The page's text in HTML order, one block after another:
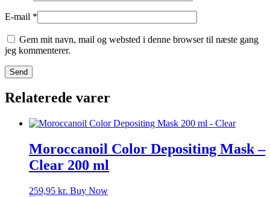
E-mail *
Gem mit navn, mail og websted i denne browser til næste gang
jeg kommenterer.
Relaterede varer
Moroccanoil Color Depositing Mask –
Clear 200 ml
259,95 kr. Buy Now